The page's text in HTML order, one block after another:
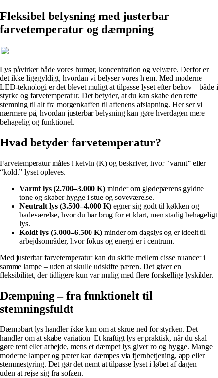
Fleksibel belysning med justerbar
farvetemperatur og dæmpning
Lys påvirker både vores humør, koncentration og velvære. Derfor er
det ikke ligegyldigt, hvordan vi belyser vores hjem. Med moderne
LED-teknologi er det blevet muligt at tilpasse lyset efter behov – både i
styrke og farvetemperatur. Det betyder, at du kan skabe den rette
stemning til alt fra morgenkaffen til aftenens afslapning. Her ser vi
nærmere på, hvordan justerbar belysning kan gøre hverdagen mere
behagelig og funktionel.
Hvad betyder farvetemperatur?
Farvetemperatur måles i kelvin (K) og beskriver, hvor “varmt” eller
“koldt” lyset opleves.
Varmt lys (2.700–3.000 K) minder om glødepærens gyldne
tone og skaber hygge i stue og soveværelse.
Neutralt lys (3.500–4.000 K) egner sig godt til køkken og
badeværelse, hvor du har brug for et klart, men stadig behageligt
lys.
Koldt lys (5.000–6.500 K) minder om dagslys og er ideelt til
arbejdsområder, hvor fokus og energi er i centrum.
Med justerbar farvetemperatur kan du skifte mellem disse nuancer i
samme lampe – uden at skulle udskifte pæren. Det giver en
fleksibilitet, der tidligere kun var mulig med flere forskellige lyskilder.
Dæmpning – fra funktionelt til
stemningsfuldt
Dæmpbart lys handler ikke kun om at skrue ned for styrken. Det
handler om at skabe variation. Et kraftigt lys er praktisk, når du skal
gøre rent eller arbejde, mens et dæmpet lys giver ro og hygge. Mange
moderne lamper og pærer kan dæmpes via fjernbetjening, app eller
stemmestyring. Det gør det nemt at tilpasse lyset i løbet af dagen –
uden at rejse sig fra sofaen.